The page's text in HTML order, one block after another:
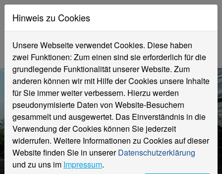
Aktuelle Meldungen
Hochschule Niederrhein
Hinweis zu Cookies
Unsere Webseite verwendet Cookies. Diese haben
zwei Funktionen: Zum einen sind sie erforderlich für die
grundlegende Funktionalität unserer Website. Zum
anderen können wir mit Hilfe der Cookies unsere Inhalte
für Sie immer weiter verbessern. Hierzu werden
pseudonymisierte Daten von Website-Besuchern
gesammelt und ausgewertet. Das Einverständnis in die
Verwendung der Cookies können Sie jederzeit
widerrufen. Weitere Informationen zu Cookies auf dieser
Website finden Sie in unsererDatenschutzerklärung
und zu uns im Impressum.